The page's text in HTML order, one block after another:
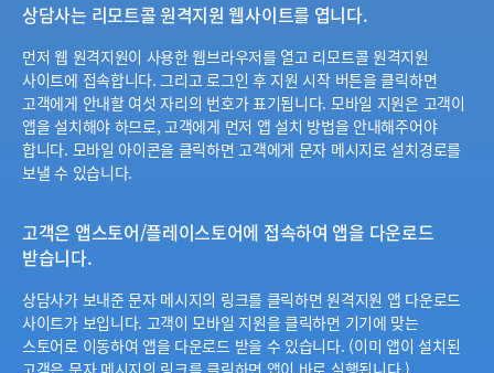
상담사는 리모트콜 원격지원 웹사이트를 엽니다.
먼저 웹 원격지원이 사용한 웹브라우저를 열고 리모트콜 원격지원
사이트에 접속합니다. 그리고 로그인 후 지원 시작 버튼을 클릭하면
고객에게 안내할 여섯 자리의 번호가 표기됩니다. 모바일 지원은 고객이
앱을 설치해야 하므로, 고객에게 먼저 앱 설치 방법을 안내해주어야
합니다. 모바일 아이콘을 클릭하면 고객에게 문자 메시지로 설치경로를
보낼 수 있습니다.
고객은 앱스토어/플레이스토어에 접속하여 앱을 다운로드
받습니다.
상담사가 보내준 문자 메시지의 링크를 클릭하면 원격지원 앱 다운로드
사이트가 보입니다. 고객이 모바일 지원을 클릭하면 기기에 맞는
스토어로 이동하여 앱을 다운로드 받을 수 있습니다. (이미 앱이 설치된